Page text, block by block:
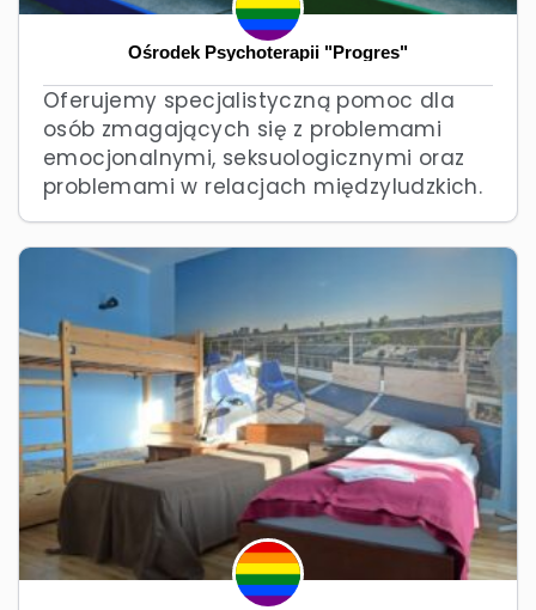
Ośrodek Psychoterapii "Progres"
Oferujemy specjalistyczną pomoc dla
osób zmagających się z problemami
emocjonalnymi, seksuologicznymi oraz
problemami w relacjach międzyludzkich.